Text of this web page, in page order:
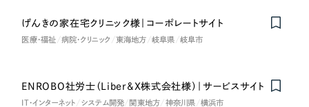
Nominee
げんきの家在宅クリニック様｜コーポレートサイト
医療・福祉 病院・クリニック 東海地方 岐阜県 岐阜市
ENROBO社労士（Liber&X株式会社様）｜サービスサイト
IT・インターネット システム開発 関東地方 神奈川県 横浜市